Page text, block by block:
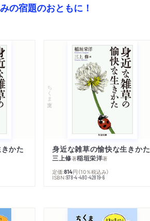
の宿題のおともに！
かた
ちくま文庫
身近な雑草の愉快な生きかた
三上修著稲垣栄洋著
定価:814円 （10％税込み）
ISBN:978-4-480-42819-6